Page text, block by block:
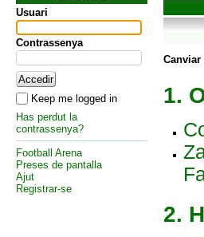
Usuari
Contrassenya
Keep me logged in
Has perdut la
contrassenya?
Football Arena
Preses de pantalla
Ajut
Registrar-se
1.
2.